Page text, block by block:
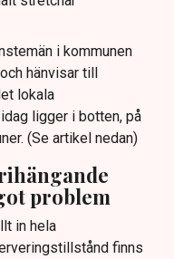
i kommunen
hänvisar till
lokala
ligger i botten, på
(Se artikel nedan)
problem
in hela
finns